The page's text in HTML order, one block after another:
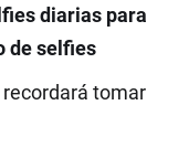
diarias para
de selfies
tomar